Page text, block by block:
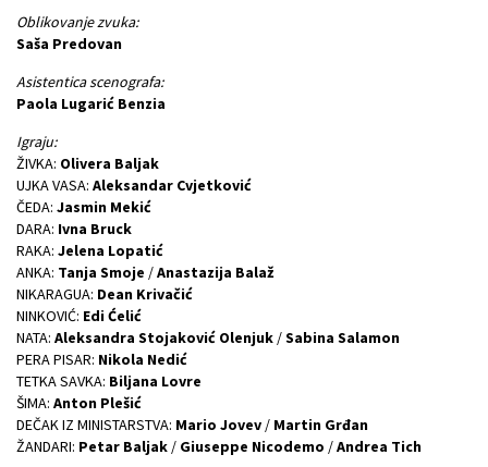
Oblikovanje zvuka:
Saša Predovan
Asistentica scenografa:
Paola Lugarić Benzia
Igraju:
ŽIVKA: Olivera Baljak
UJKA VASA: Aleksandar Cvjetković
ČEDA: Jasmin Mekić
DARA: Ivna Bruck
RAKA: Jelena Lopatić
ANKA: Tanja Smoje /Anastazija Balaž
NIKARAGUA: Dean Krivačić
NINKOVIĆ: Edi Ćelić
NATA: Aleksandra Stojaković Olenjuk /Sabina Salamon
PERA PISAR: Nikola Nedić
TETKA SAVKA: Biljana Lovre
ŠIMA: Anton Plešić
DEČAK IZ MINISTARSTVA: Mario Jovev / Martin Grđan
ŽANDARI: Petar Baljak / Giuseppe Nicodemo /Andrea Tich